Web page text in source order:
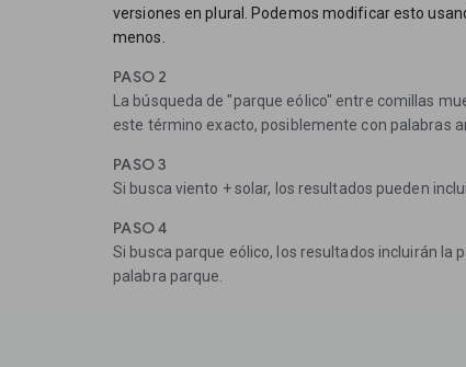
versiones en plural. Podemos modificar esto
menos.
PASO 2
La búsqueda de "parque eólico" entre comillas
este término exacto, posiblemente con palabras
PASO 3
Si busca viento + solar, los resultados pueden
PASO 4
Si busca parque eólico, los resultados incluirán la
palabra parque.